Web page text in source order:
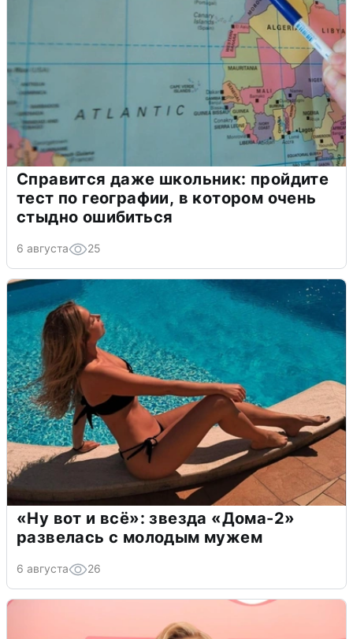
Справится даже школьник: пройдите
тест по географии, в котором очень
стыдно ошибиться
6 августа 25
«Ну вот и всё»: звезда «Дома-2»
развелась с молодым мужем
6 августа 26